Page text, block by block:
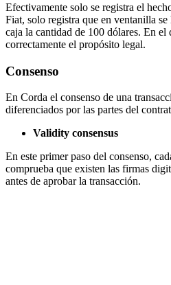
Efectivamente solo se registra el
Fiat, solo registra que en ventanilla se
caja la cantidad de 100 dólares. En el
correctamente el propósito legal.
Consenso
En Corda el consenso de una
diferenciados por las partes del
Validity consensus
En este primer paso del consenso,
comprueba que existen las firmas
antes de aprobar la transacción.